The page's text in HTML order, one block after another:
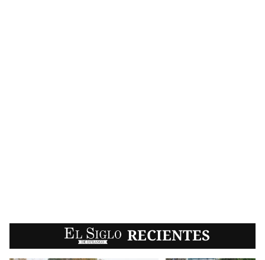
EL SIGLO RECIENTES